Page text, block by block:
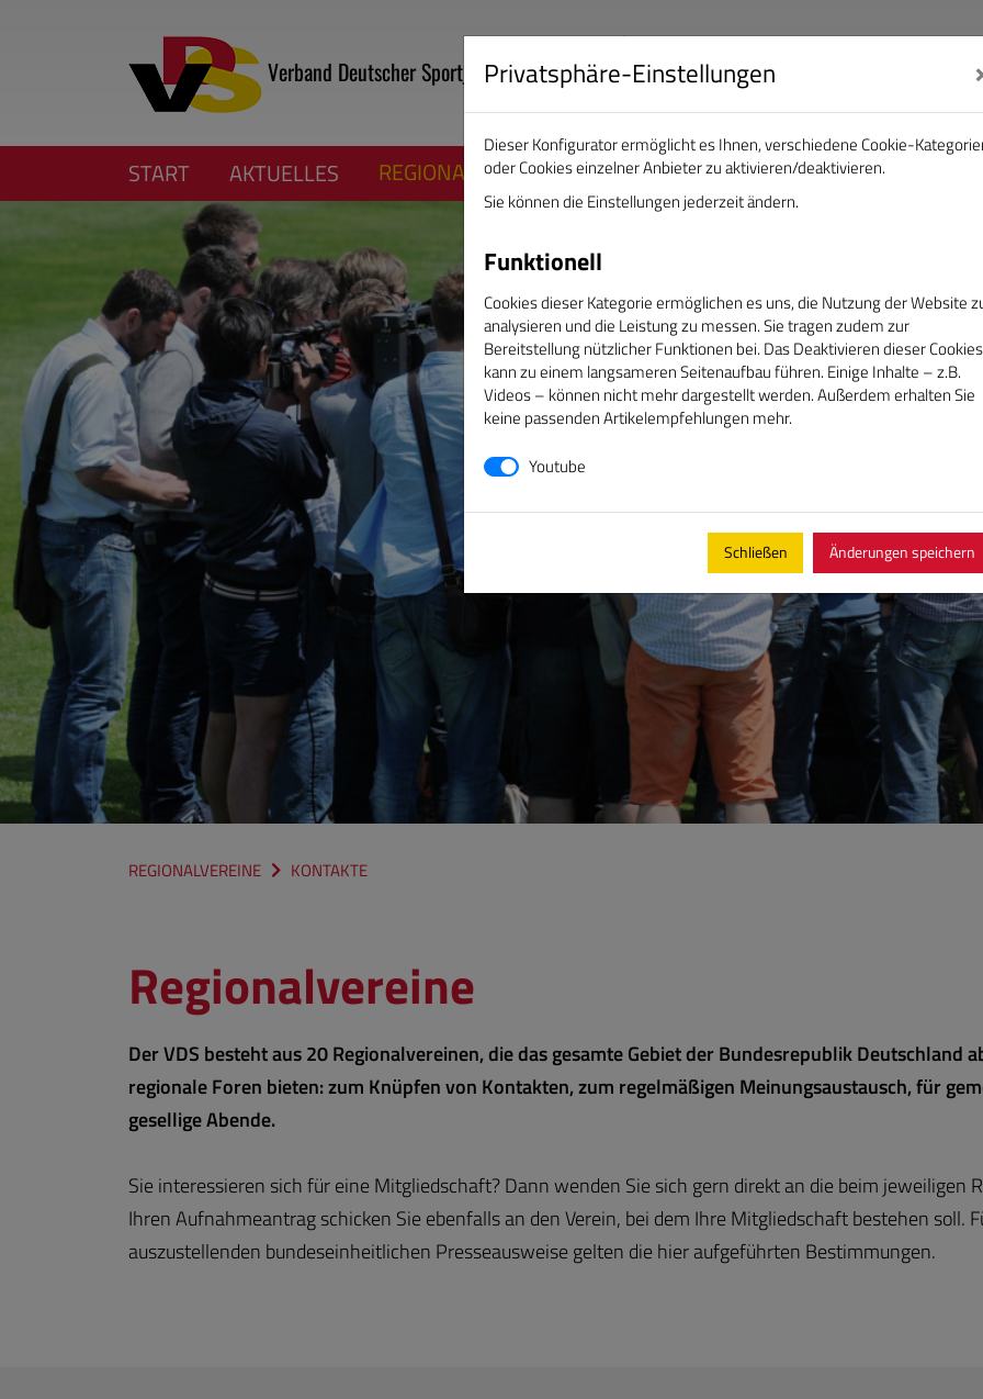
Verband Deutscher Sportjournalisten e.V. DAS GOLDENE BAND
START AKTUELLES REGIONALVEREINE ÜBER UNS SERVICE CAMPUS
REGIONALVEREINE KONTAKTE
Regionalvereine
Der VDS besteht aus 20 Regionalvereinen, die das gesamte Gebiet der Bundesrepublik Deutschland
regionale Foren bieten: zum Knüpfen von Kontakten, zum regelmäßigen Meinungsaustausch, für
gesellige Abende.
Sie interessieren sich für eine Mitgliedschaft? Dann wenden Sie sich gern direkt an die beim jeweiligen
Ihren Aufnahmeantrag schicken Sie ebenfalls an den Verein, bei dem Ihre Mitgliedschaft bestehen soll.
auszustellenden bundeseinheitlichen Presseausweise gelten die hier aufgeführten Bestimmungen.
Privatsphäre-Einstellungen
Dieser Konfigurator ermöglicht es Ihnen, verschiedene Cookie-
oder Cookies einzelner Anbieter zu aktivieren/deaktivieren.
Sie können die Einstellungen jederzeit ändern.
Funktionell
Cookies dieser Kategorie ermöglichen es uns, die Nutzung der Website
analysieren und die Leistung zu messen. Sie tragen zudem zur
Bereitstellung nützlicher Funktionen bei. Das Deaktivieren dieser Cookies
kann zu einem langsameren Seitenaufbau führen. Einige Inhalte – z.B.
Videos – können nicht mehr dargestellt werden. Außerdem erhalten Sie
keine passenden Artikelempfehlungen mehr.
Youtube
Schließen Änderungen speichern